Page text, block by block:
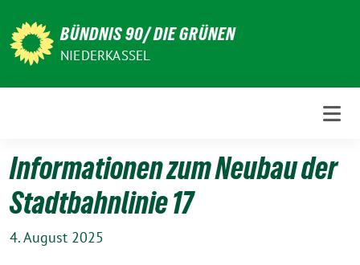
zum
Inhalt
BÜNDNIS 90/ DIE GRÜNEN
NIEDERKASSEL
Informationen zum Neubau der
Stadtbahnlinie 17
4. August 2025